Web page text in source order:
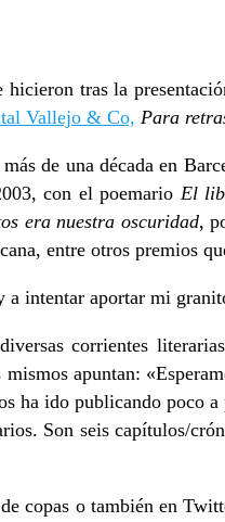
tras la
Vallejo & Co, Para
de una década en
con el poemario El
era nuestra oscuridad,
entre otros premios
intentar aportar mi
corrientes
apuntan: «
ido publicando poco
Son seis capítulos/
copas o también en